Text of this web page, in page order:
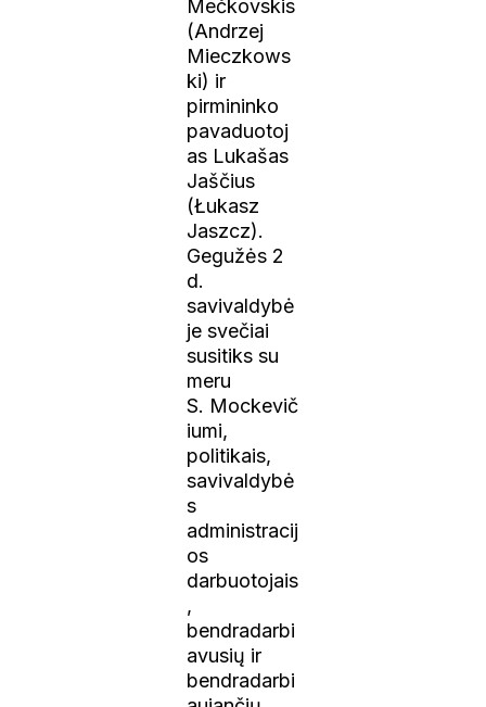
Mečkovskis
(Andrzej
Mieczkows
ki) ir
pirmininko
pavaduotoj
as Lukašas
Jaščius
(Łukasz
Jaszcz).
Gegužės 2
d.
savivaldybė
je svečiai
susitiks su
meru
S. Mockevič
iumi,
politikais,
savivaldybė
s
administracij
os
darbuotojais
,
bendradarbi
avusių ir
bendradarbi